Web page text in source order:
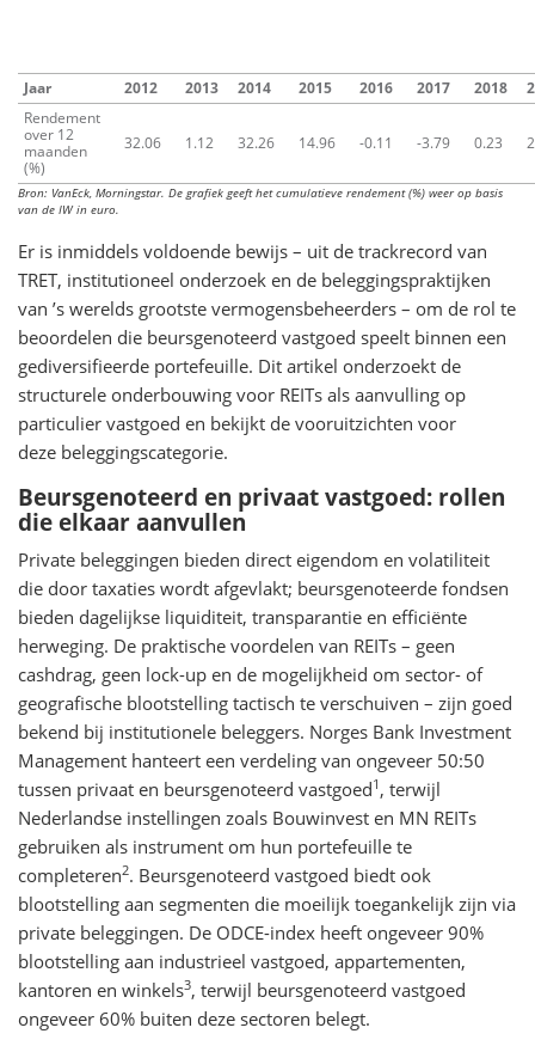
Jaar 2012 2013 2014 2015 2016 2017 2018
Rendement
over 12
maanden
(%)
32.06 1.12 32.26 14.96 -0.11 -3.79 0.23
Bron: VanEck, Morningstar. De grafiek geeft het cumulatieve rendement (%) weer op basis
van de IW in euro.
Er is inmiddels voldoende bewijs – uit de trackrecord van
TRET, institutioneel onderzoek en de beleggingspraktijken
van ’s werelds grootste vermogensbeheerders – om de rol te
beoordelen die beursgenoteerd vastgoed speelt binnen een
gediversifieerde portefeuille. Dit artikel onderzoekt de
structurele onderbouwing voor REITs als aanvulling op
particulier vastgoed en bekijkt de vooruitzichten voor
deze beleggingscategorie.
Beursgenoteerd en privaat vastgoed: rollen
die elkaar aanvullen
Private beleggingen bieden direct eigendom en volatiliteit
die door taxaties wordt afgevlakt; beursgenoteerde fondsen
bieden dagelijkse liquiditeit, transparantie en efficiënte
herweging. De praktische voordelen van REITs – geen
cashdrag, geen lock-up en de mogelijkheid om sector- of
geografische blootstelling tactisch te verschuiven – zijn goed
bekend bij institutionele beleggers. Norges Bank Investment
Management hanteert een verdeling van ongeveer 50:50
tussen privaat en beursgenoteerd vastgoed1 , terwijl
Nederlandse instellingen zoals Bouwinvest en MN REITs
gebruiken als instrument om hun portefeuille te
completeren2. Beursgenoteerd vastgoed biedt ook
blootstelling aan segmenten die moeilijk toegankelijk zijn via
private beleggingen. De ODCE-index heeft ongeveer 90%
blootstelling aan industrieel vastgoed, appartementen,
kantoren en winkels3, terwijl beursgenoteerd vastgoed
ongeveer 60% buiten deze sectoren belegt.